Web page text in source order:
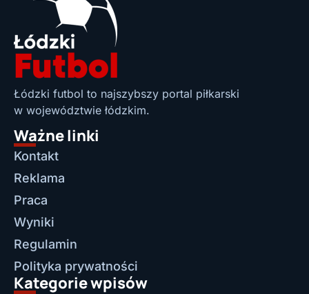
Łódzki futbol to najszybszy portal piłkarski
w województwie łódzkim.
Ważne linki
Kontakt
Reklama
Praca
Wyniki
Regulamin
Polityka prywatności
Kategorie wpisów